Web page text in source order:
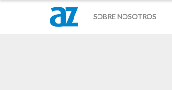
SOBRE NOSOTROS